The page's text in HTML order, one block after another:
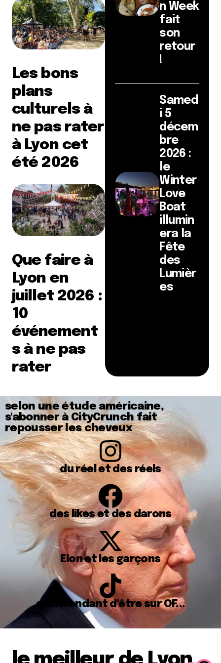
Les bons
plans
culturels à
ne pas rater
à Lyon cet
été 2026
Que faire à
Lyon en
juillet 2026 :
10
événement
s à ne pas
rater
n Week
fait
son
retour
!
Samed
i 5
décem
bre
2026 :
le
Winter
Love
Boat
illumin
era la
Fête
des
Lumièr
es
selon une étude américaine,
s'abonner à CityCrunch fait
repousser les cheveux
du réel et des réels
des likes et des darons
Elon et les garçons
en attendant d'être sur OF...